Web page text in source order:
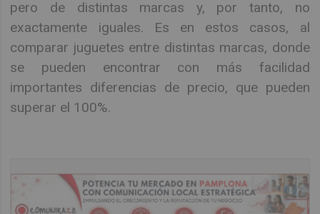
pero de distintas marcas y, por tanto, no
exactamente iguales. Es en estos casos, al
comparar juguetes entre distintas marcas, donde
se pueden encontrar con más facilidad
importantes diferencias de precio, que pueden
superar el 100%.